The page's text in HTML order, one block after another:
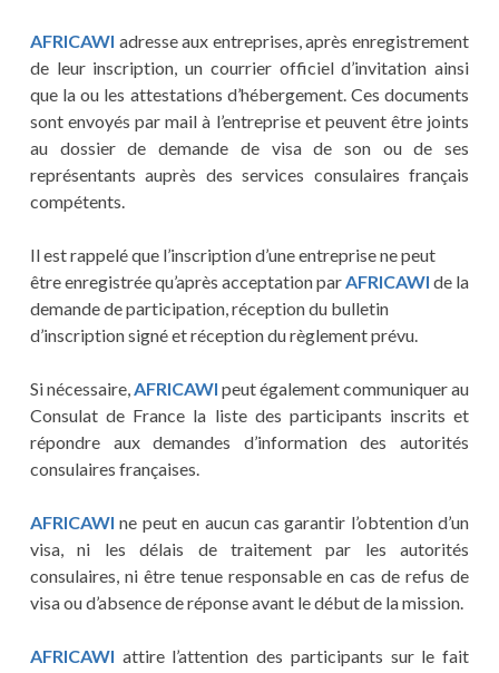
AFRICAWI adresse aux entreprises, après enregistrement
de leur inscription, un courrier officiel d’invitation ainsi
que la ou les attestations d’hébergement. Ces documents
sont envoyés par mail à l’entreprise et peuvent être joints
au dossier de demande de visa de son ou de ses
représentants auprès des services consulaires français
compétents.
Il est rappelé que l’inscription d’une entreprise ne peut
être enregistrée qu’après acceptation parAFRICAWI de la
demande de participation, réception du bulletin
d’inscription signé et réception du règlement prévu.
Si nécessaire,AFRICAWIpeut également communiquer au
Consulat de France la liste des participants inscrits et
répondre aux demandes d’information des autorités
consulaires françaises.
AFRICAWIne peut en aucun cas garantir l’obtention d’un
visa, ni les délais de traitement par les autorités
consulaires, ni être tenue responsable en cas de refus de
visa ou d’absence de réponse avant le début de la mission.
AFRICAWI attire l’attention des participants sur le fait